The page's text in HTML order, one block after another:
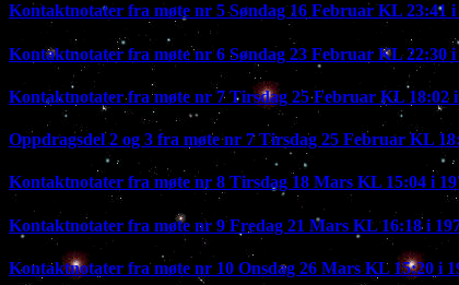
Kontaktnotater fra møte nr 5 Søndag 16 Februar KL 23:41 i
Kontaktnotater fra møte nr 6 Søndag 23 Februar KL 22:30 i
Kontaktnotater fra møte nr 7 Tirsdag 25 Februar KL 18:02 i
Oppdragsdel 2 og 3 fra møte nr 7 Tirsdag 25 Februar KL
Kontaktnotater fra møte nr 8 Tirsdag 18 Mars KL 15:04 i
Kontaktnotater fra møte nr 9 Fredag 21 Mars KL 16:18 i
Kontaktnotater fra møte nr 10 Onsdag 26 Mars KL 15:20 i